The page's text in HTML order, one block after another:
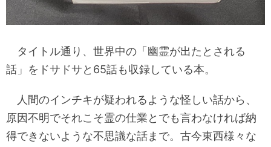
タイトル通り、世界中の「幽霊が出たとされる
話」をドサドサと65話も収録している本。
人間のインチキが疑われるような怪しい話から、
原因不明でそれこそ霊の仕業とでも言わなければ納
得できないような不思議な話まで。古今東西様々な